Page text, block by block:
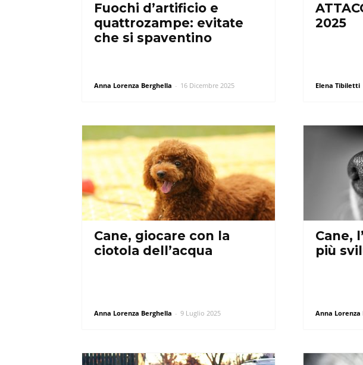
Fuochi d’artificio e
quattrozampe: evitate
che si spaventino
Anna Lorenza Berghella - 16 Dicembre 2025
2025
Elena Tibiletti
Cane, giocare con la
ciotola dell’acqua
Anna Lorenza Berghella - 9 Luglio 2025
Cane,
più
Anna Lorenza